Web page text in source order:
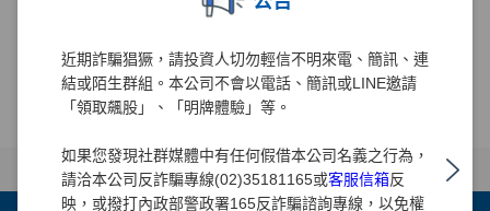
近期詐騙猖獗，請投資人切勿輕信不明來電、簡訊、連
結或陌生群組。本公司不會以電話、簡訊或LINE邀請
「領取飆股」、「明牌體驗」等。
如果您發現社群媒體中有任何假借本公司名義之行為，
請洽本公司反詐騙專線(02)35181165或客服信箱反
映，或撥打內政部警政署165反詐騙諮詢專線，以免權